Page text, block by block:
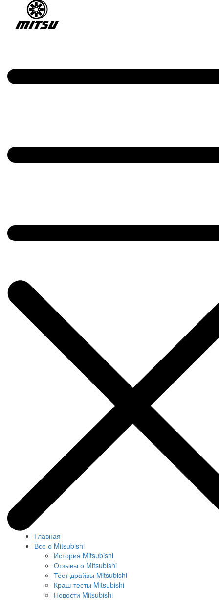
Главная
Все о Mitsubishi
История Mitsubishi
Отзывы о Mitsubishi
Тест-драйвы Mitsubishi
Краш-тесты Mitsubishi
Новости Mitsubishi